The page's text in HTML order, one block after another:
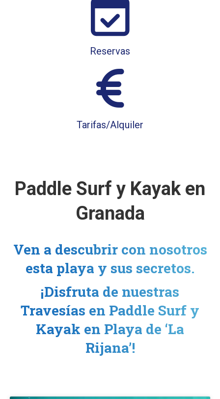
Reservas
Tarifas/Alquiler
Paddle Surf y Kayak en
Granada
Ven a descubrir con nosotros
esta playa y sus secretos.
¡Disfruta de nuestras
Travesías en Paddle Surf y
Kayak en Playa de ‘La
Rijana’!